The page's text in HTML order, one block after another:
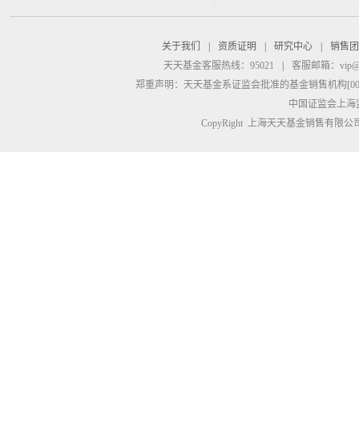
关于我们 资质证明 研究中心
销售
天天基金客服热线：95021
客服邮箱：
郑重声明： 天天基金系证监会批准的基金销售机构
中国证监会上
CopyRight 上海天天基金销售有限